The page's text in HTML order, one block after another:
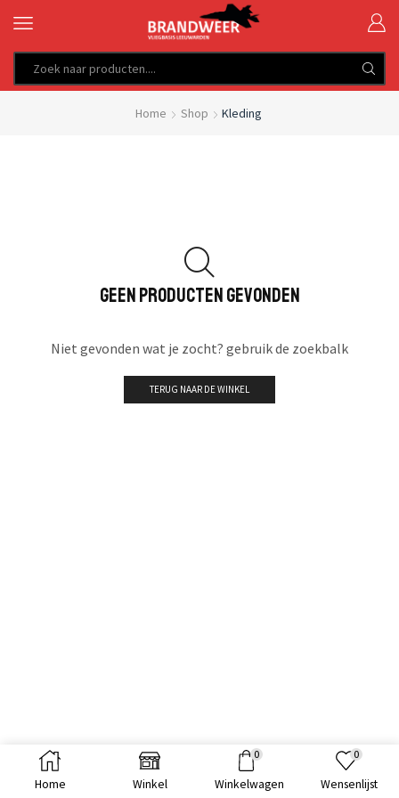
INPUT
Home
Shop Kleding
GEEN PRODUCTEN GEVONDEN
Niet gevonden wat je zocht? gebruik de zoekbalk
TERUG NAAR DE WINKEL
Home Winkel
0
Winkelwagen
0
Wensenlijst